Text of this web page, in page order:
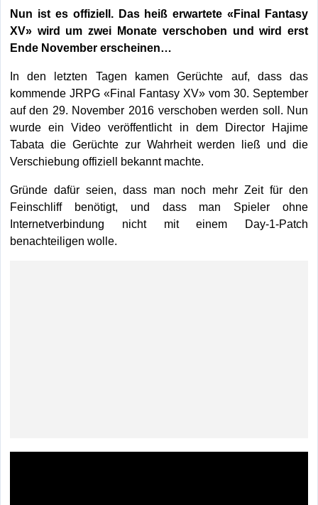
Nun ist es offiziell. Das heiß erwartete «Final Fantasy
XV» wird um zwei Monate verschoben und wird erst
Ende November erscheinen…
In den letzten Tagen kamen Gerüchte auf, dass das
kommende JRPG «Final Fantasy XV» vom 30. September
auf den 29. November 2016 verschoben werden soll. Nun
wurde ein Video veröffentlicht in dem Director Hajime
Tabata die Gerüchte zur Wahrheit werden ließ und die
Verschiebung offiziell bekannt machte.
Gründe dafür seien, dass man noch mehr Zeit für den
Feinschliff benötigt, und dass man Spieler ohne
Internetverbindung nicht mit einem Day-1-Patch
benachteiligen wolle.